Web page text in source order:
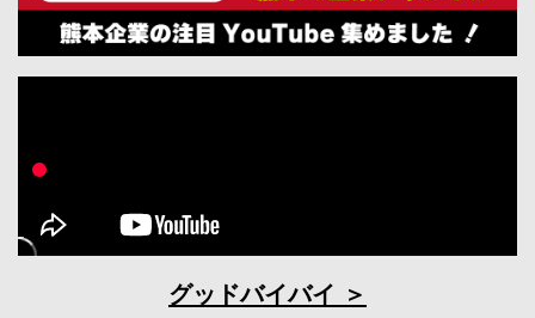
グッドバイバイ